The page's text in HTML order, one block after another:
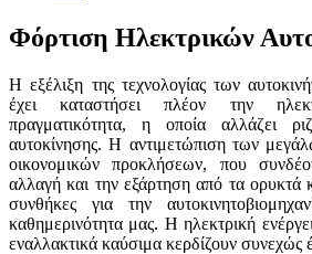
Φόρτιση Ηλεκτρικών
Η εξέλιξη της τεχνολογίας των
έχει καταστήσει πλέον την
πραγματικότητα, η οποία αλλάζει
αυτοκίνησης. Η αντιμετώπιση των
οικονομικών προκλήσεων, που
αλλαγή και την εξάρτηση από τα ορυκτά
συνθήκες για την
καθημερινότητα μας. Η ηλεκτρική
εναλλακτικά καύσιμα κερδίζουν συνεχώς